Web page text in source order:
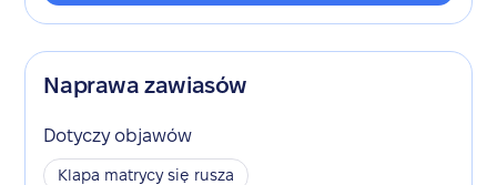
Naprawa zawiasów
Dotyczy objawów
Klapa matrycy się rusza